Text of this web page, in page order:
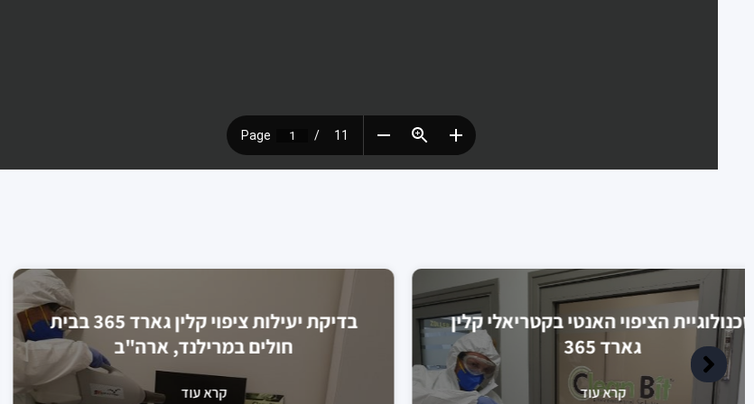
בדיקת יעילות ציפוי קלין גארד 365 בבית
חולים במרילנד, ארה"ב
קרא עוד
טכנולוגיית הציפוי האנטי בקטריאלי קלין
גארד 365
קרא עוד